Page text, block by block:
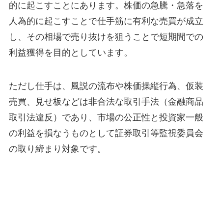
的に起こすことにあります。株価の急騰・急落を
人為的に起こすことで仕手筋に有利な売買が成立
し、その相場で売り抜けを狙うことで短期間での
利益獲得を目的としています。
ただし仕手は、風説の流布や株価操縦行為、仮装
売買、見せ板などは非合法な取引手法（金融商品
取引法違反）であり、市場の公正性と投資家一般
の利益を損なうものとして証券取引等監視委員会
の取り締まり対象です。